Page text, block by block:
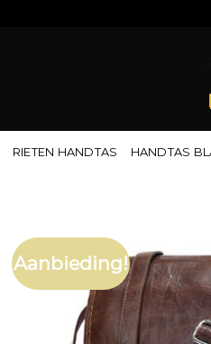
RIETEN HANDTAS HANDTAS
Aanbieding!